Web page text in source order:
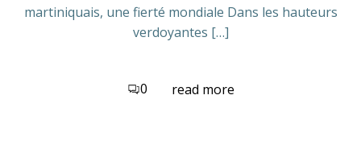
martiniquais, une fierté mondiale Dans les hauteurs
verdoyantes […]
0 read more